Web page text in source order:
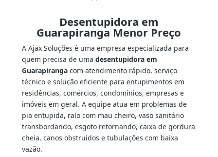
Desentupidora em
Guarapiranga Menor Preço
A Ajax Soluções é uma empresa especializada para
quem precisa de uma desentupidora em
Guarapirangacom atendimento rápido, serviço
técnico e solução eficiente para entupimentos em
residências, comércios, condomínios, empresas e
imóveis em geral. A equipe atua em problemas de
pia entupida, ralo com mau cheiro, vaso sanitário
transbordando, esgoto retornando, caixa de gordura
cheia, canos obstruídos e tubulações com baixa
vazão.